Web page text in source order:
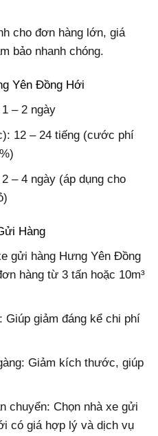
cho đơn hàng lớn, giá
bảo nhanh chóng.
Yên Đồng Hới
– 2 ngày
12 – 24 tiếng (cước phí
– 4 ngày (áp dụng cho
Hàng
gửi hàng Hưng Yên Đồng
hàng từ 3 tấn hoặc 10m³
Giúp giảm đáng kể chi phí
Giảm kích thước, giúp
chuyển: Chọn nhà xe gửi
có giá hợp lý và dịch vụ